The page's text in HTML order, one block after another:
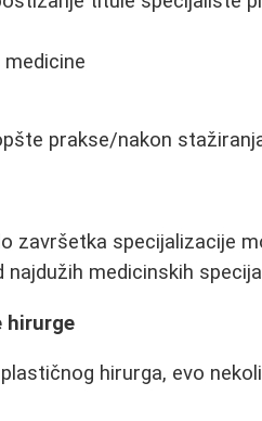
prakse/nakon
završetka specijalizacije
medicinskih
hirurge
hirurga, evo